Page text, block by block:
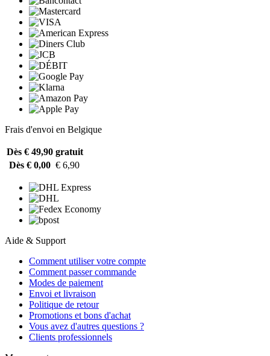
Frais d'envoi en Belgique
Dès € 49,90 gratuit
Dès € 0,00 € 6,90
Aide & Support
Comment utiliser votre compte
Comment passer commande
Modes de paiement
Envoi et livraison
Politique de retour
Promotions et bons d'achat
Vous avez d'autres questions ?
Clients professionnels